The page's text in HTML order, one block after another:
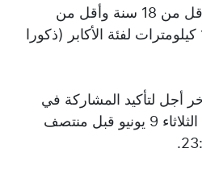
وهما 5 كيلومترات لفئتي أقل من 18 سنة وأقل من
20 سنة (ذكورا وإناثا) و10 كيلومترات لفئة الأكابر (ذكورا
أجل لتأكيد المشاركة في
هاتين المنافستين حدد يوم الثلاثاء 9 يونيو قبل منتصف